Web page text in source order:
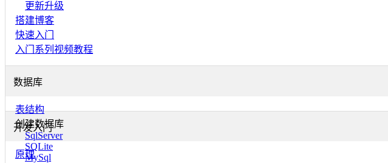
更新升级
搭建博客
快速入门
入门系列视频教程
数据库
表结构
创建数据库
SqlServer
SQLite
MySql
开发入门
原理